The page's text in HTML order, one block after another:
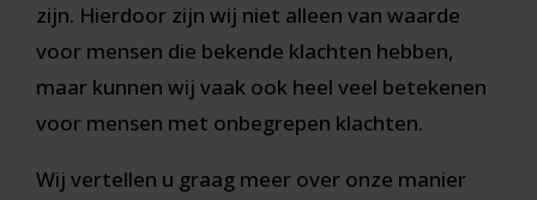
zijn. Hierdoor zijn wij niet alleen van waarde
voor mensen die bekende klachten hebben,
maar kunnen wij vaak ook heel veel betekenen
voor mensen met onbegrepen klachten.
Wij vertellen u graag meer over onze manier